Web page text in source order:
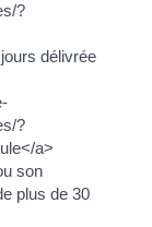
?
délivrée
?
a>
son
plus de 30